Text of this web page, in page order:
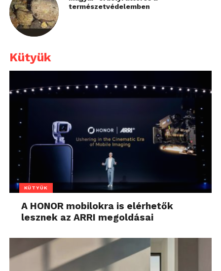
természetvédelemben
Kütyük
KÜTYÜK
A HONOR mobilokra is elérhetők
lesznek az ARRI megoldásai